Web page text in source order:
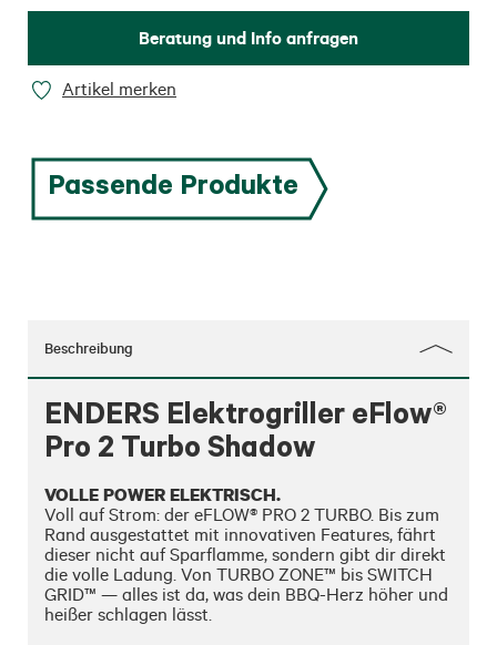
Beratung und Info anfragen
Artikel merken
Passende Produkte
Beschreibung
ENDERS Elektrogriller eFlow®
Pro 2 Turbo Shadow
VOLLE POWER ELEKTRISCH.
Voll auf Strom: der eFLOW® PRO 2 TURBO. Bis zum
Rand ausgestattet mit innovativen Features, fährt
dieser nicht auf Sparflamme, sondern gibt dir direkt
die volle Ladung. Von TURBO ZONE™ bis SWITCH
GRID™ — alles ist da, was dein BBQ-Herz höher und
heißer schlagen lässt.